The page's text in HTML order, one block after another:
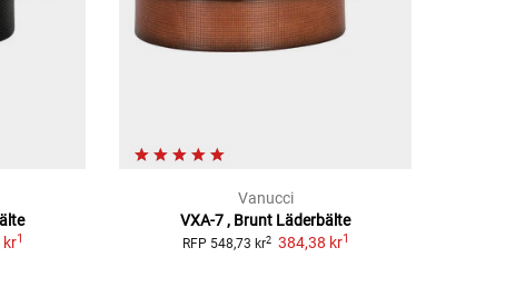
kr1
Vanucci
VXA-7 , Brunt Läderbälte
RFP 548,73 kr2 384,38 kr1